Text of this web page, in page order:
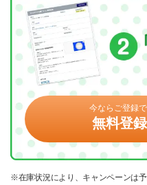
今ならご登録
無料登
※在庫状況により、キャンペーンは